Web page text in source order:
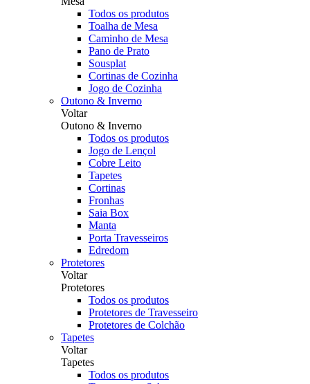
Todos os produtos
Toalha de Mesa
Caminho de Mesa
Pano de Prato
Sousplat
Cortinas de Cozinha
Jogo de Cozinha
Outono & Inverno
Voltar
Outono & Inverno
Todos os produtos
Jogo de Lençol
Cobre Leito
Tapetes
Cortinas
Fronhas
Saia Box
Manta
Porta Travesseiros
Edredom
Protetores
Voltar
Protetores
Todos os produtos
Protetores de Travesseiro
Protetores de Colchão
Tapetes
Voltar
Tapetes
Todos os produtos